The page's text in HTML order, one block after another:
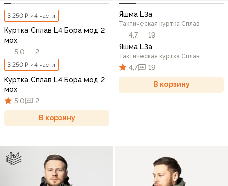
3 250 ₽ × 4 части
Куртка Сплав L4 Бора мод 2
мох
5,0
2
3 250 ₽ × 4 части
Куртка Сплав L4 Бора мод 2
мох
5,0
2
В корзину
Яшма L3a
Тактическая куртка Сплав
4,7
19
Яшма L3a
Тактическая куртка Сплав
4,7 19
В корзину